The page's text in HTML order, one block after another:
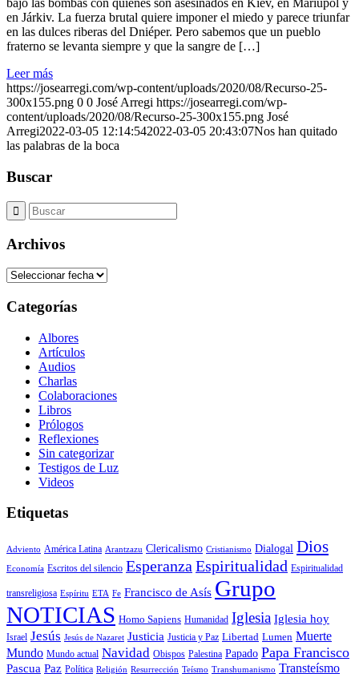
bajo las bombas con quienes son asesinados en Kiev, en Mariúpol y
en Járkiv. La fuerza brutal quiere imponer el miedo y parece triunfar
en las dulces riberas del Dniéper. Pero sabemos que un pueblo
fraterno se levanta siempre y que la sangre de […]
Leer más
https://josearregi.com/wp-content/uploads/2020/08/Recurso-25-
300x155.png 0 0 José Arregi https://josearregi.com/wp-
content/uploads/2020/08/Recurso-25-300x155.png José
Arregi2022-03-05 12:14:542022-03-05 20:43:07Nos han quitado
las palabras de la boca
Buscar
Archivos
Archivos
Categorías
Albores
Artículos
Audios
Charlas
Colaboraciones
Libros
Prólogos
Reflexiones
Sin categorizar
Testigos de Luz
Videos
Etiquetas
Adviento América Latina Arantzazu Clericalismo Cristianismo Dialogal Dios
Economía Escritos del silencio Esperanza Espiritualidad Espiritualidad
transreligiosa Espíritu ETA Fe Francisco de Asís Grupo
NOTICIAS Homo Sapiens Humanidad Iglesia Iglesia hoy
Israel Jesús Jesús de Nazaret Justicia Justicia y Paz Libertad Lumen Muerte
Mundo Mundo actual Navidad Obispos Palestina Papado Papa Francisco
Pascua Paz Política Religión Resurrección Teísmo Transhumanismo Transteísmo